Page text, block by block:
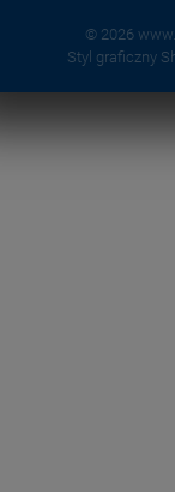
© 2026
Styl graficzny